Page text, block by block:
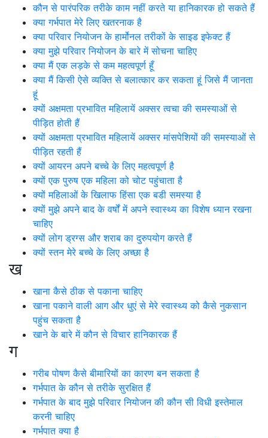
कौन से पारंपरिक तरीके काम नहीं करते या हानिकारक हो सकते हैं
क्या गर्भपात मेरे लिए खतरनाक है
क्या परिवार नियोजन के हार्मोनल तरीकों के साइड इफेक्ट हैं
क्या मुझे परिवार नियोजन के बारे में सोचना चाहिए
क्या मैं एक लड़के से कम महत्वपूर्ण हूँ
क्या मैं किसी ऐसे व्यक्ति से बलात्कार कर सकता हूं जिसे मैं जानता
हूं
क्यों अक्षमता प्रभावित महिलायें अक्सर त्वचा की समस्याओं से
पीड़ित होती हैं
क्यों अक्षमता प्रभावित महिलायें अक्सर मांसपेशियों की समस्याओं से
पीड़ित रहती हैं
क्यों आयरन अपने बच्चे के लिए महत्वपूर्ण है
क्यों एक पुरुष एक महिला को चोट पहुंचाता है
क्यों महिलाओं के खिलाफ हिंसा एक बडी समस्या है
क्यों मुझे अपने बाद के वर्षों में अपने स्वास्थ्य का विशेष ध्यान रखना
चाहिए
क्यों लोग ड्रग्स और शराब का दुरुपयोग करते हैं
क्यों स्तन मेरे बच्चे के लिए अच्छा है
ख
खाना कैसे ठीक से पकाना चाहिए
खाना पकाने वाली आग और धुएं से मेरे स्वास्थ्य को कैसे नुकसान
पहुंच सकता है
खाने के बारे में कौन से विचार हानिकारक हैं
ग
गरीब पोषण कैसे बीमारियों का कारण बन सकता है
गर्भपात के कौन से तरीके सुरक्षित हैं
गर्भपात के बाद मुझे परिवार नियोजन की कौन सी विधी इस्तेमाल
करनी चाहिए
गर्भपात क्या है